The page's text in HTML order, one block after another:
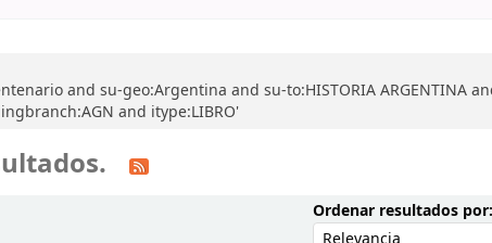
and su-geo:Argentina and su-to:HISTORIA ARGENTINA
and itype:LIBRO'
Ordenar resultados por: